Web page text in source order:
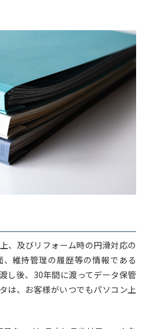
、及びリフォーム時の円滑対応の
維持管理の履歴等の情報である
し後、30年間に渡ってデータ保管
は、お客様がいつでもパソコン上